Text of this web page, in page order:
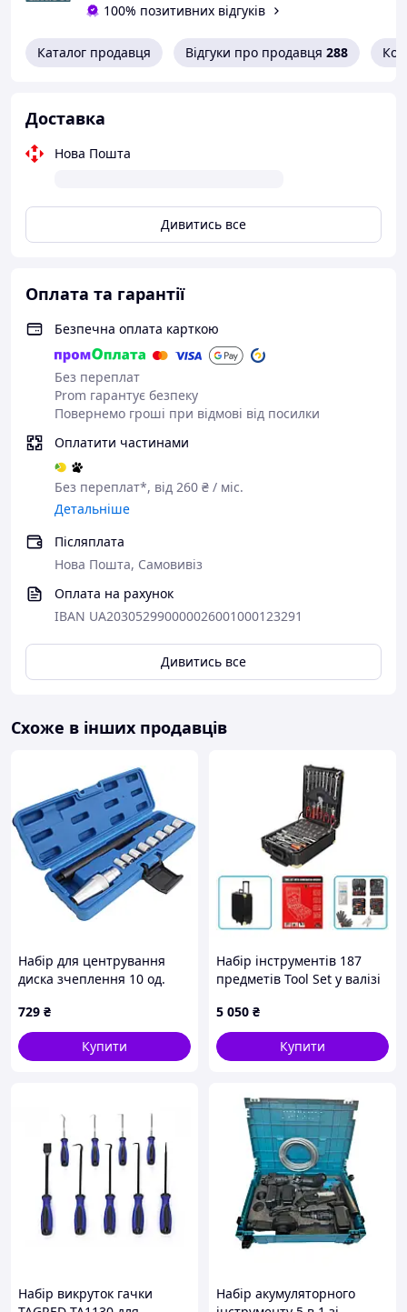
100% позитивних відгуків
Каталог продавця Відгуки про продавця 288
Доставка
Нова Пошта
Дивитись все
Оплата та гарантії
Безпечна оплата карткою
Без переплат
Prom гарантує безпеку
Повернемо гроші при відмові від посилки
Оплатити частинами
Без переплат*, від 260 ₴ / міс.
Детальніше
Післяплата
Нова Пошта, Самовивіз
Оплата на рахунок
IBAN UA203052990000026001000123291
Дивитись все
Схоже в інших продавців
Набір для центрування
диска зчеплення 10 од.
729 ₴
Купити
Набір інструментів 187
предметів Tool Set у валізі
5 050 ₴
Купити
Набір викруток гачки
Набір акумуляторного